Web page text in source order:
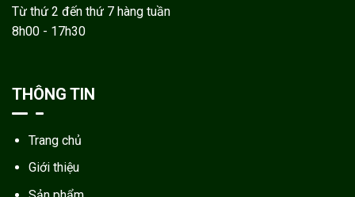
Từ thứ 2 đến thứ 7 hàng tuần
8h00 - 17h30
THÔNG TIN
Trang chủ
Giới thiệu